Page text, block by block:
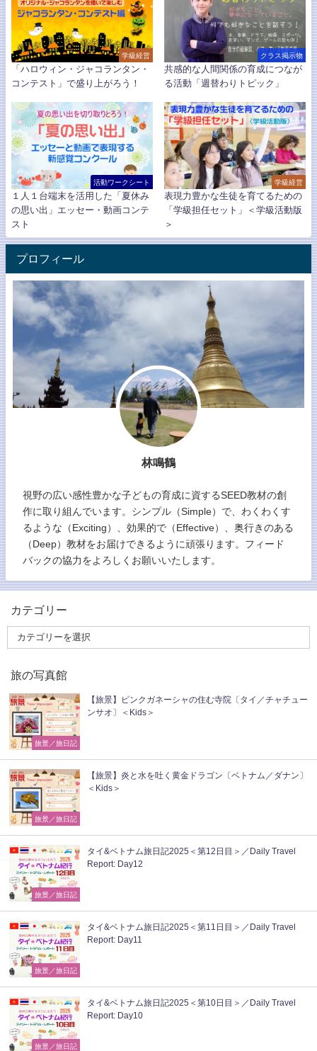
学級経営
「ハロウィン・ジャコランタン・
コンテスト」で盛り上がろう！
クラス掲示物
共感的な人間関係の育成につなが
る活動「週替わりトピック」
活動ワークシート
１人１台端末を活用した「夏休み
の思い出」エッセー・動画コンテ
スト
学級経営
表現力豊かな生徒を育てるための
「学級担任セット」＜学級活動版
＞
プロフィール
林鳴鶴
視野の広い感性豊かな子どもの育成に資するSEED教材の創
作に取り組んでいます。シンプル（Simple）で、わくわくす
るような（Exciting）、効果的で（Effective）、奥行きのある
（Deep）教材をお届けできるように頑張ります。フィード
バックの協力をよろしくお願いいたします。
カテゴリー
旅の写真館
旅景／旅日記
【旅景】ピンクガネーシャの住む寺院〔タイ／チャチュー
ンサオ〕＜Kids＞
旅景／旅日記
【旅景】炎と水を吐く黄金ドラゴン〔ベトナム／ダナン〕
＜Kids＞
旅景／旅日記
タイ&ベトナム旅日記2025＜第12日目＞／Daily Travel
Report: Day12
旅景／旅日記
タイ&ベトナム旅日記2025＜第11日目＞／Daily Travel
Report: Day11
旅景／旅日記
タイ&ベトナム旅日記2025＜第10日目＞／Daily Travel
Report: Day10